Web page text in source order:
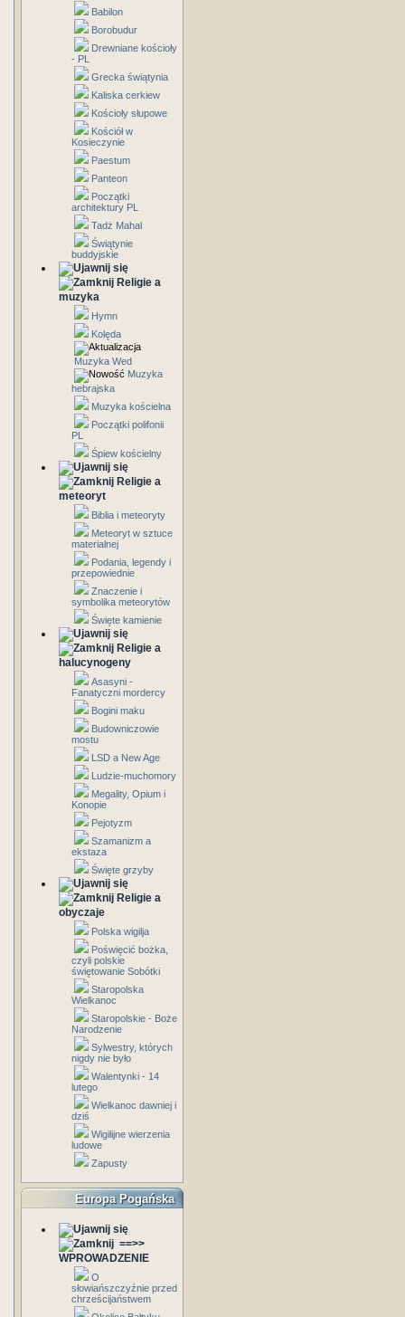
Babilon
Borobudur
Drewniane kościoły
- PL
Grecka świątynia
Kaliska cerkiew
Kościoły słupowe
Kościół w
Kosieczynie
Paestum
Panteon
Początki
architektury PL
Tadż Mahal
Świątynie
buddyjskie
Religie a
muzyka
Hymn
Kolęda
Muzyka Wed
Muzyka
hebrajska
Muzyka kościelna
Początki polifonii
PL
Śpiew kościelny
Religie a
meteoryt
Biblia i meteoryty
Meteoryt w sztuce
materialnej
Podania, legendy i
przepowiednie
Znaczenie i
symbolika meteorytów
Święte kamienie
Religie a
halucynogeny
Asasyni -
Fanatyczni mordercy
Bogini maku
Budowniczowie
mostu
LSD a New Age
Ludzie-muchomory
Megality, Opium i
Konopie
Pejotyzm
Szamanizm a
ekstaza
Święte grzyby
Religie a
obyczaje
Polska wigilja
Poświęcić bożka,
czyli polskie
świętowanie Sobótki
Staropolska
Wielkanoc
Staropolskie - Boże
Narodzenie
Sylwestry, których
nigdy nie było
Walentynki - 14
lutego
Wielkanoc dawniej i
dziś
Wigilijne wierzenia
ludowe
Zapusty
Europa Pogańska
==>>
WPROWADZENIE
O
słowiańszczyźnie przed
chrześcijaństwem